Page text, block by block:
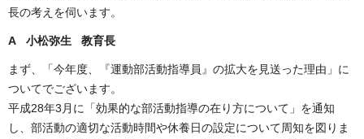
長の考えを伺います。
A 小松弥生 教育長
まず、「今年度、『運動部活動指導員』の拡大を見送った理由」に
ついてでございます。
平成28年3月に「効果的な部活動指導の在り方について」を通知
し、部活動の適切な活動時間や休養日の設定について周知を図りま